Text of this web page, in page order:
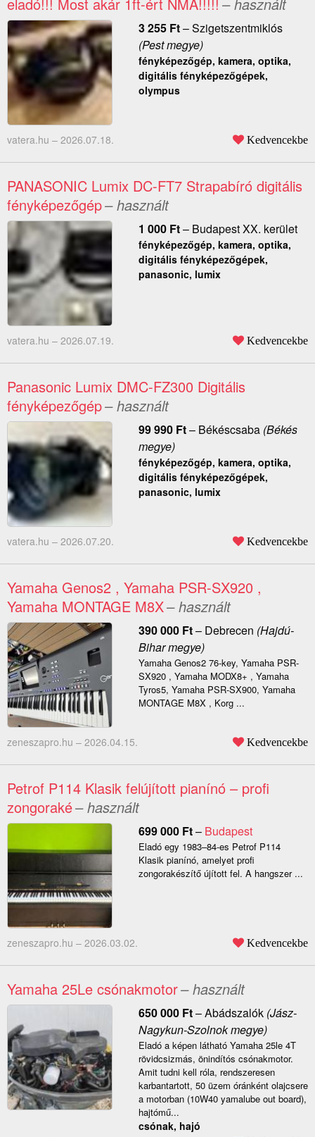
eladó!!! Most akár 1ft-ért NMÁ!!!!! – használt
3 255 Ft–Szigetszentmiklós
(Pest megye)
fényképezőgép, kamera, optika,
digitális fényképezőgépek,
olympus
vatera.hu – 2026.07.18. Kedvencekbe
PANASONIC Lumix DC-FT7 Strapabíró digitális
fényképezőgép– használt
1 000 Ft– Budapest XX. kerület
fényképezőgép, kamera, optika,
digitális fényképezőgépek,
panasonic, lumix
vatera.hu – 2026.07.19. Kedvencekbe
Panasonic Lumix DMC-FZ300 Digitális
fényképezőgép– használt
99 990 Ft– Békéscsaba(Békés
megye)
fényképezőgép, kamera, optika,
digitális fényképezőgépek,
panasonic, lumix
vatera.hu – 2026.07.20. Kedvencekbe
Yamaha Genos2 , Yamaha PSR-SX920 ,
Yamaha MONTAGE M8X– használt
390 000 Ft– Debrecen (Hajdú-
Bihar megye)
Yamaha Genos2 76-key, Yamaha PSR-
SX920 , Yamaha MODX8+ , Yamaha
Tyros5, Yamaha PSR-SX900, Yamaha
MONTAGE M8X , Korg ...
zeneszapro.hu – 2026.04.15. Kedvencekbe
Petrof P114 Klasik felújított pianínó – profi
zongoraké– használt
699 000 Ft– Budapest
Eladó egy 1983–84-es Petrof P114
Klasik pianínó, amelyet profi
zongorakészítő újított fel. A hangszer ...
zeneszapro.hu – 2026.03.02. Kedvencekbe
Yamaha 25Le csónakmotor– használt
650 000 Ft–Abádszalók(Jász-
Nagykun-Szolnok megye)
Eladó a képen látható Yamaha 25le 4T
rövidcsizmás, önindítós csónakmotor.
Amit tudni kell róla, rendszeresen
karbantartott, 50 üzem óránként olajcsere
a motorban (10W40 yamalube out board),
hajtómű...
csónak, hajó